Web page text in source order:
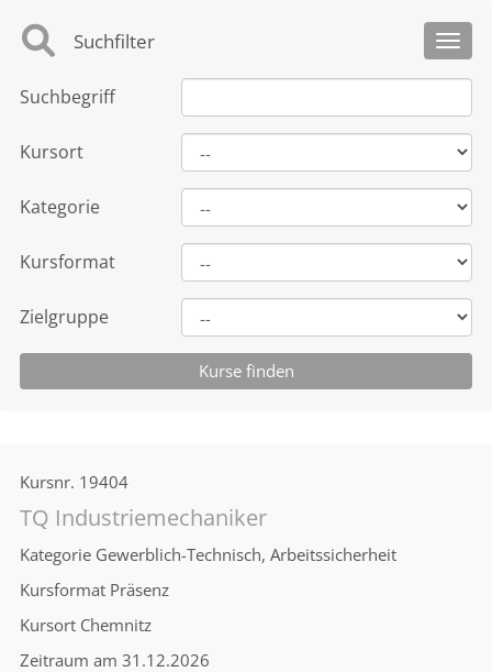
Suchfilter
Suchbegriff
Kursort
Kategorie
Kursformat
Zielgruppe
Kursnr. 19404
TQ Industriemechaniker
Kategorie Gewerblich-Technisch, Arbeitssicherheit
Kursformat Präsenz
Kursort Chemnitz
Zeitraum am 31.12.2026